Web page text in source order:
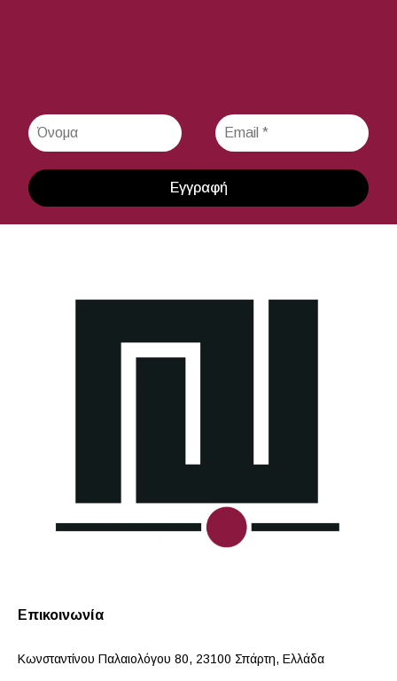
Επικοινωνία
Κωνσταντίνου Παλαιολόγου 80, 23100 Σπάρτη, Ελλάδα